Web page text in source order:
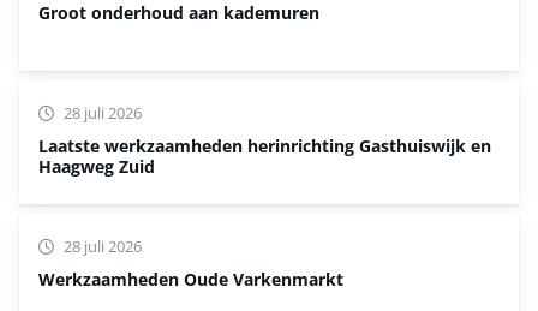
Groot onderhoud aan kademuren
Laatste werkzaamheden herinrichting Gasthuiswijk en
Haagweg Zuid
28 juli 2026
Werkzaamheden Oude Varkenmarkt
28 juli 2026